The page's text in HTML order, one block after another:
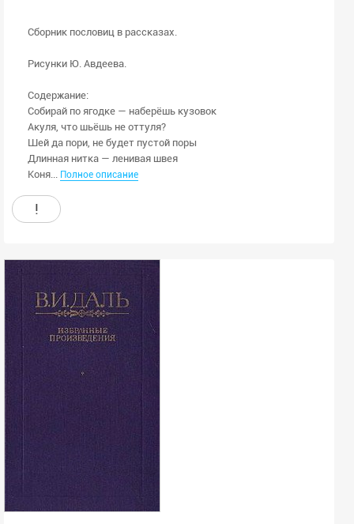
Сборник пословиц в рассказах.
Рисунки Ю. Авдеева.
Содержание:
Собирай по ягодке — наберёшь кузовок
Акуля, что шьёшь не оттуля?
Шей да пори, не будет пустой поры
Длинная нитка — ленивая швея
Коня... Полное описание
!